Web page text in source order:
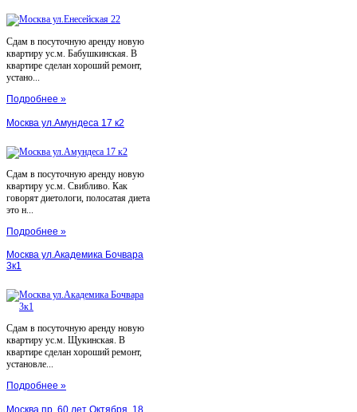
Сдам в посуточную аренду новую
квартиру ус.м. Бабушкинская. В
квартире сделан хороший ремонт,
устано...
Подробнее »
Москва ул.Амундеса 17 к2
Сдам в посуточную аренду новую
квартиру ус.м. Свибливо. Как
говорят диетологи, полосатая диета
это н...
Подробнее »
Москва ул.Академика Бочвара
3к1
Сдам в посуточную аренду новую
квартиру ус.м. Щукинская. В
квартире сделан хороший ремонт,
установле...
Подробнее »